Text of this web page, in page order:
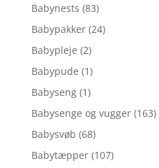
Babynests (83)
Babypakker (24)
Babypleje (2)
Babypude (1)
Babyseng (1)
Babysenge og vugger (163)
Babysvøb (68)
Babytæpper (107)